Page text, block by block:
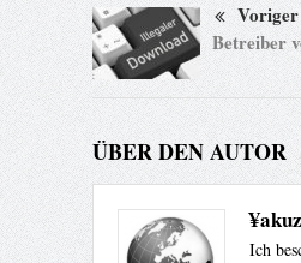
Betreiber
ÜBER DEN AUTOR
Ich